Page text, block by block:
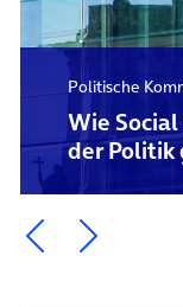
Politische
Wie
der Politik
Ein Element
Ein